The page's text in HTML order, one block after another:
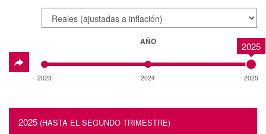
AÑO 2025
2023 2024 2025
2025 (HASTA EL SEGUNDO TRIMESTRE)